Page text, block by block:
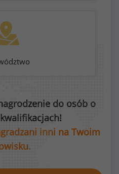
do osób o
inni na Twoim